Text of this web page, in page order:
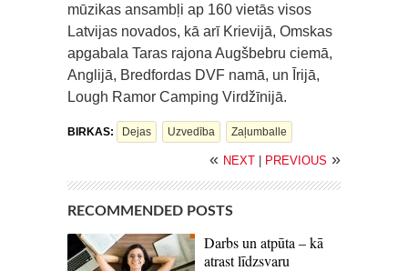
mūzikas ansambļi ap 160 vietās visos
Latvijas novados, kā arī Krievijā, Omskas
apgabala Taras rajona Augšbebru ciemā,
Anglijā, Bredfordas DVF namā, un Īrijā,
Lough Ramor Camping Virdžīnijā.
BIRKAS: Dejas Uzvedība Zaļumballe
« NEXT | PREVIOUS »
RECOMMENDED POSTS
Darbs un atpūta – kā
atrast līdzsvaru